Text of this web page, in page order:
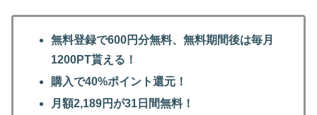
無料登録で600円分無料、無料期間後は毎月
1200PT貰える！
購入で40%ポイント還元！
月額2,189円が31日間無料！